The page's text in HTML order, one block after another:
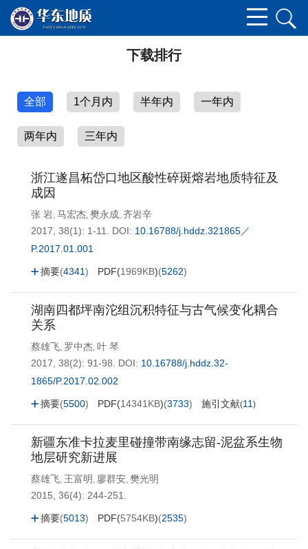
下载排行
全部 1个月内 半年内 一年内
两年内 三年内
浙江遂昌柘岱口地区酸性碎斑熔岩地质特征及
成因
张 岩, 马宏杰, 樊永成, 齐岩辛
2017, 38(1): 1-11.
DOI: 10.16788/j.hddz.321865／
P.2017.01.001
摘要(4341) PDF(1969KB)(5262)
湖南四都坪南沱组沉积特征与古气候变化耦合
关系
蔡雄飞, 罗中杰, 叶 琴
2017, 38(2): 91-98.
DOI: 10.16788/j.hddz.32-
1865/P.2017.02.002
摘要(5500) PDF(14341KB)(3733) 施引文献(11 )
新疆东准卡拉麦里碰撞带南缘志留-泥盆系生物
地层研究新进展
蔡雄飞, 王富明 , 廖群安, 樊光明
2015, 36(4): 244-251.
摘要(5013) PDF(5754KB)(2535)